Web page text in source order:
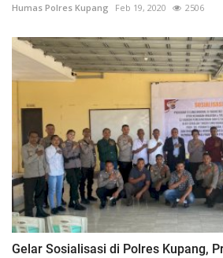
Humas Polres Kupang Feb 19, 2020 2506
Gelar Sosialisasi di Polres Kupang,